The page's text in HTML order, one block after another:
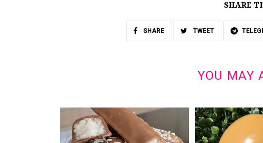
SHARE
SHARE TWEET
YOU MAY